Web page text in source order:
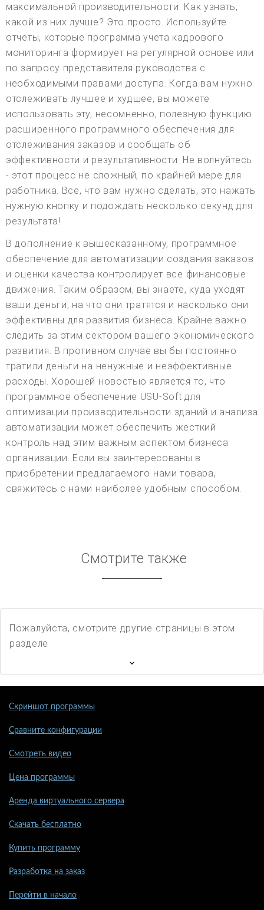
максимальной производительности. Как узнать,
какой из них лучше? Это просто. Используйте
отчеты, которые программа учета кадрового
мониторинга формирует на регулярной основе или
по запросу представителя руководства с
необходимыми правами доступа. Когда вам нужно
отслеживать лучшее и худшее, вы можете
использовать эту, несомненно, полезную функцию
расширенного программного обеспечения для
отслеживания заказов и сообщать об
эффективности и результативности. Не волнуйтесь
- этот процесс не сложный, по крайней мере для
работника. Все, что вам нужно сделать, это нажать
нужную кнопку и подождать несколько секунд для
результата!
В дополнение к вышесказанному, программное
обеспечение для автоматизации создания заказов
и оценки качества контролирует все финансовые
движения. Таким образом, вы знаете, куда уходят
ваши деньги, на что они тратятся и насколько они
эффективны для развития бизнеса. Крайне важно
следить за этим сектором вашего экономического
развития. В противном случае вы бы постоянно
тратили деньги на ненужные и неэффективные
расходы. Хорошей новостью является то, что
программное обеспечение USU-Soft для
оптимизации производительности зданий и анализа
автоматизации может обеспечить жесткий
контроль над этим важным аспектом бизнеса
организации. Если вы заинтересованы в
приобретении предлагаемого нами товара,
свяжитесь с нами наиболее удобным способом.
Смотрите также
Пожалуйста, смотрите другие страницы в этом
разделе
Скриншот программы
Сравните конфигурации
Смотреть видео
Цена программы
Аренда виртуального сервера
Скачать бесплатно
Купить программу
Разработка на заказ
Перейти в начало